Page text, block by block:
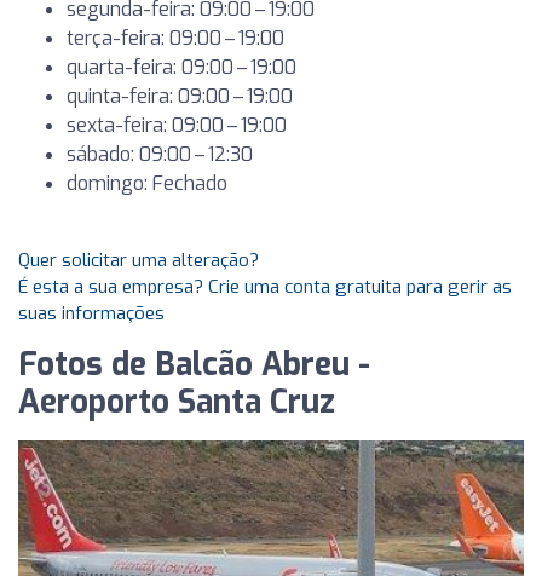
segunda-feira: 09:00 – 19:00
terça-feira: 09:00 – 19:00
quarta-feira: 09:00 – 19:00
quinta-feira: 09:00 – 19:00
sexta-feira: 09:00 – 19:00
sábado: 09:00 – 12:30
domingo: Fechado
Quer solicitar uma alteração?
É esta a sua empresa? Crie uma conta gratuita para gerir as
suas informações
Fotos de Balcão Abreu -
Aeroporto Santa Cruz